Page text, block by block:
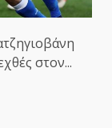
στον...